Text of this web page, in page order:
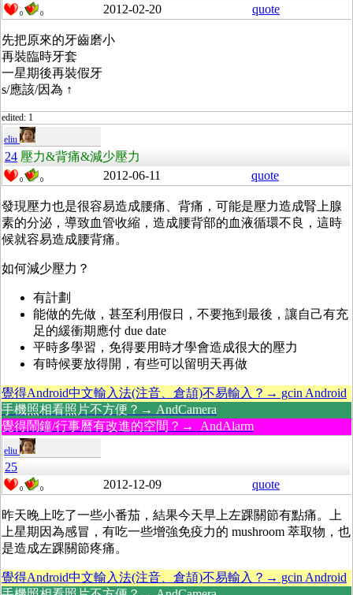
0 0 2012-02-20 quote
先把原來的牙齒磨小
再裝臨時牙套
一星期後再裝假牙
s/應該/因為 ↑
edited: 1
eliu
24 壓力&背痛&減少壓力
0 0 2012-06-11 quote
發現壓力也是很容易造成腰痛、背痛，可能是壓力造成腎上腺
素的分泌，導致血管收縮，造成腰背部的血液循環不良，這時
候就容易造成腰背痛。
如何減少壓力？
有計劃
能做的先做，甚至利用假日，不要拖到最後，讓自己有充
足的緩衝期應付 due date
平時多學習，免得要用時才學會造成很大的壓力
有時候要放得開，有些可以留明天再做
覺得Android中文輸入法(注音、倉頡)不易輸入？→ gcin Android
手機照相看照片不方便？→ AndCamera
覺得鬧鐘/行事曆有改進的空間？→ AndAlarm
eliu
25
0 0 2012-12-09 quote
昨天晚上吃了一些小番茄，結果今天早上左踝關節有點痛。上
上星期因為感冒，有吃一些增強免疫力的 mushroom 萃取物，也
是造成左踝關節疼痛。
覺得Android中文輸入法(注音、倉頡)不易輸入？→ gcin Android